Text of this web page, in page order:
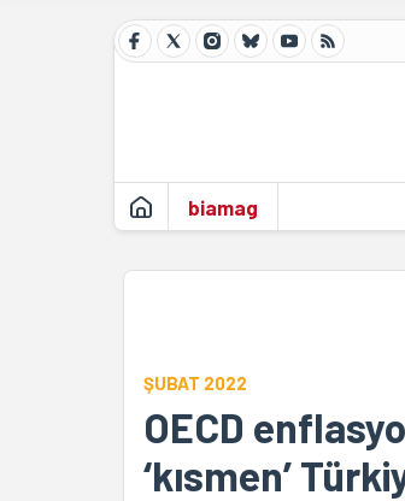
biamag
ŞUBAT 2022
OECD
‘kısmen’